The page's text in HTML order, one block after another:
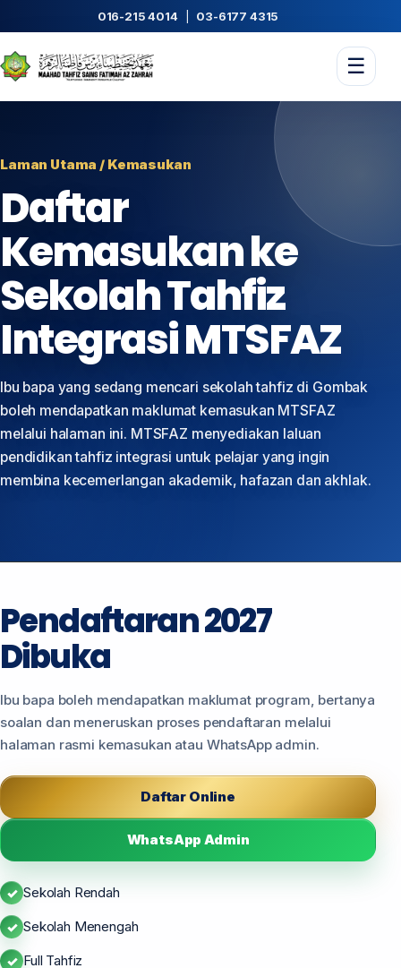
016-215 4014| 03-6177 4315
☰
Laman Utama / Kemasukan
Daftar
Kemasukan ke
Sekolah Tahfiz
Integrasi MTSFAZ
Ibu bapa yang sedang mencari sekolah tahfiz di Gombak
boleh mendapatkan maklumat kemasukan MTSFAZ
melalui halaman ini. MTSFAZ menyediakan laluan
pendidikan tahfiz integrasi untuk pelajar yang ingin
membina kecemerlangan akademik, hafazan dan akhlak.
Pendaftaran 2027
Dibuka
Ibu bapa boleh mendapatkan maklumat program, bertanya
soalan dan meneruskan proses pendaftaran melalui
halaman rasmi kemasukan atau WhatsApp admin.
Daftar Online
WhatsApp Admin
Sekolah Rendah
Sekolah Menengah
Full Tahfiz